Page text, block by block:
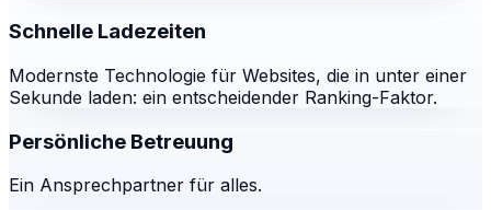
Schnelle Ladezeiten
Modernste Technologie für Websites, die in unter einer
Sekunde laden: ein entscheidender Ranking-Faktor.
Persönliche Betreuung
Ein Ansprechpartner für alles.